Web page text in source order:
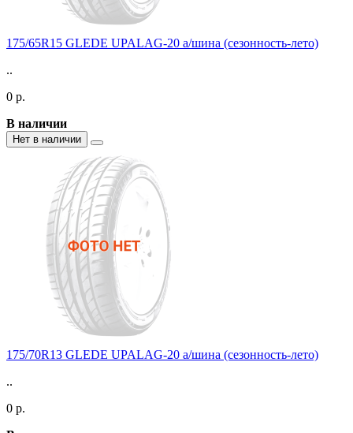
175/65R15 GLEDE UPALAG-20 а/шина (сезонность-лето)
..
0 р.
В наличии
Нет в наличии
175/70R13 GLEDE UPALAG-20 а/шина (сезонность-лето)
..
0 р.